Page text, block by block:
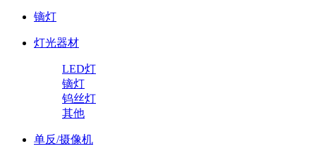
镝灯
灯光器材
LED灯
镝灯
钨丝灯
其他
单反/摄像机